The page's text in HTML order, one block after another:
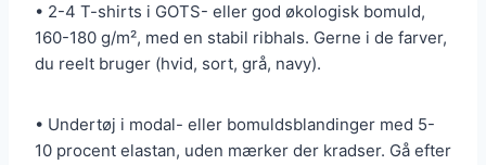
• 2-4 T-shirts i GOTS- eller god økologisk bomuld,
160-180 g/m², med en stabil ribhals. Gerne i de farver,
du reelt bruger (hvid, sort, grå, navy).
• Undertøj i modal- eller bomuldsblandinger med 5-
10 procent elastan, uden mærker der kradser. Gå efter